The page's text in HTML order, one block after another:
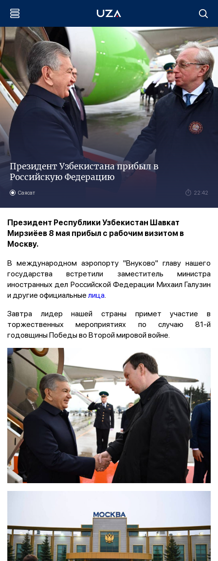
Президент Узбекистана прибыл в
Российскую Федерацию
Саясат 22:42
Президент Республики Узбекистан Шавкат
Мирзиёев 8 мая прибыл с рабочим визитом в
Москву.
В международном аэропорту "Внуково" главу нашего
государства встретили заместитель министра
иностранных дел Российской Федерации Михаил Галузин
и другие официальныелица.
Завтра лидер нашей страны примет участие в
торжественных мероприятиях по случаю 81-й
годовщины Победы во Второй мировой войне.